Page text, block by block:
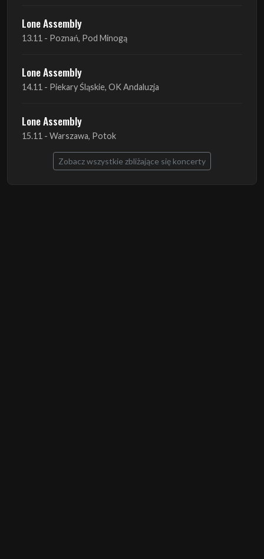
Lone Assembly
14.11 - Piekary Śląskie, OK Andaluzja
Lone Assembly
15.11 - Warszawa, Potok